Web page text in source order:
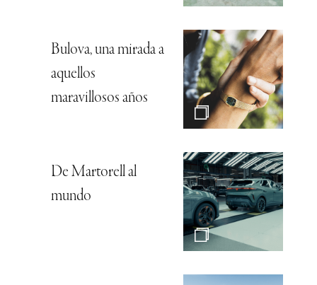
Bulova, una mirada a
aquellos
maravillosos años
De Martorell al
mundo